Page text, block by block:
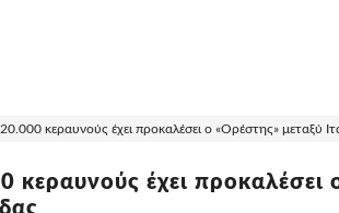
κεραυνούς έχει προκαλέσει ο «Ορέστης» μεταξύ
έχει προκαλέσει